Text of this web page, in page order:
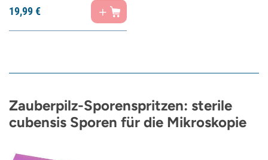
19,99€
Zauberpilz-Sporenspritzen: sterile
cubensis Sporen für die Mikroskopie